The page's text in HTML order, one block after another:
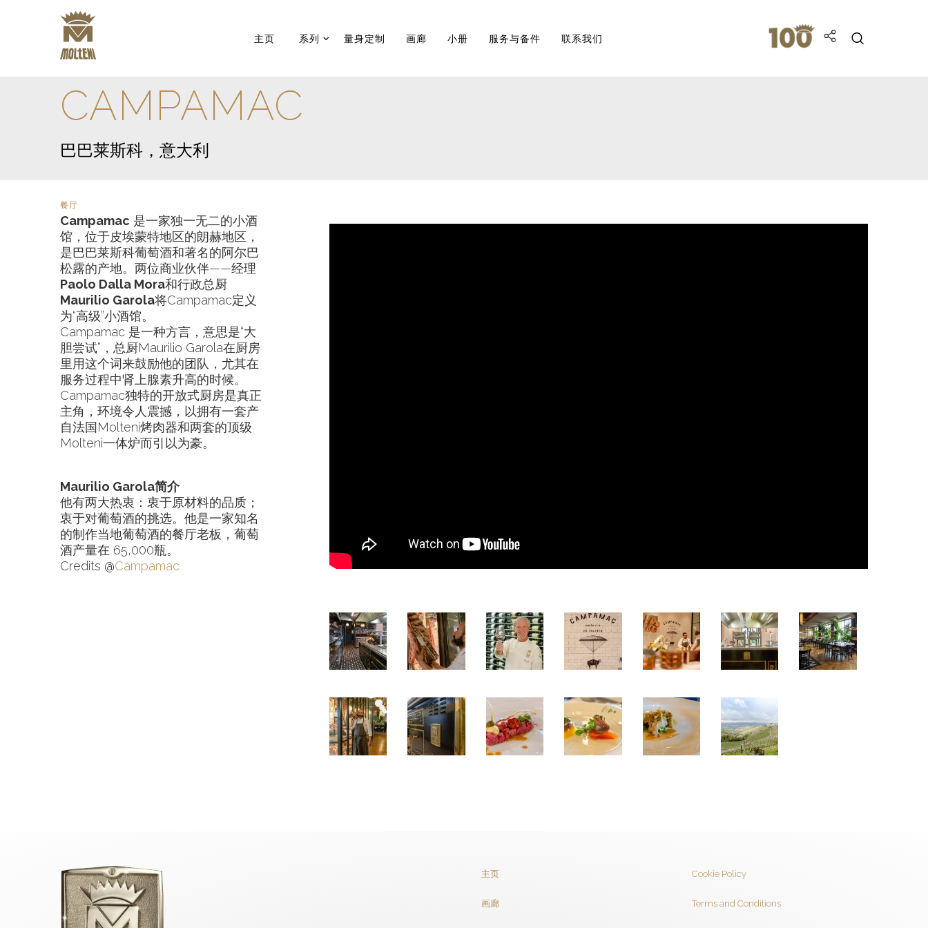
主页 系列 量身定制 画廊 小册 服务与备件 联系我们
CAMPAMAC
巴巴莱斯科，意大利
餐厅
Campamac 是一家独一无二的小酒
馆，位于皮埃蒙特地区的朗赫地区，
是巴巴莱斯科葡萄酒和著名的阿尔巴
松露的产地。两位商业伙伴——经理
Paolo Dalla Mora和行政总厨
Maurilio Garola将Campamac定义
为“高级”小酒馆。
Campamac 是一种方言，意思是“大
胆尝试”，总厨Maurilio Garola在厨房
里用这个词来鼓励他的团队，尤其在
服务过程中肾上腺素升高的时候。
Campamac独特的开放式厨房是真正
主角，环境令人震撼，以拥有一套产
自法国Molteni烤肉器和两套的顶级
Molteni一体炉而引以为豪。
Maurilio Garola简介
他有两大热衷：衷于原材料的品质；
衷于对葡萄酒的挑选。他是一家知名
的制作当地葡萄酒的餐厅老板，葡萄
酒产量在 65,000瓶。
Credits @Campamac
主页
画廊
Cookie Policy
Terms and Conditions